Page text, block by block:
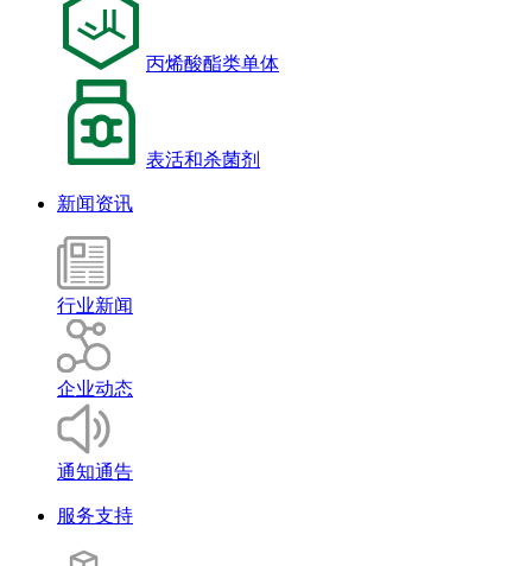
丙烯酸酯类单体
表活和杀菌剂
新闻资讯
行业新闻
企业动态
通知通告
服务支持